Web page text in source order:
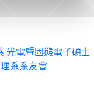
光電暨固態電子碩士
系系友會